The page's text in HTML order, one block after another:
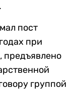
пост
при
предъявлено
группой